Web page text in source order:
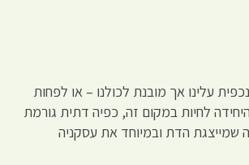
עלינו אך מובנת לכולנו – או לפחות
לחיות במקום זה, כפיה דתית גורמת
שמייצגת הדת ובמיוחד את עסקניה